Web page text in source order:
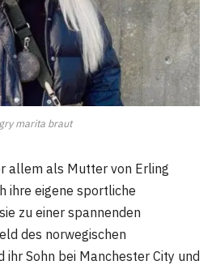
gry marita braut
allem als Mutter von Erling
ihre eigene sportliche
zu einer spannenden
des norwegischen
Sohn bei Manchester City und